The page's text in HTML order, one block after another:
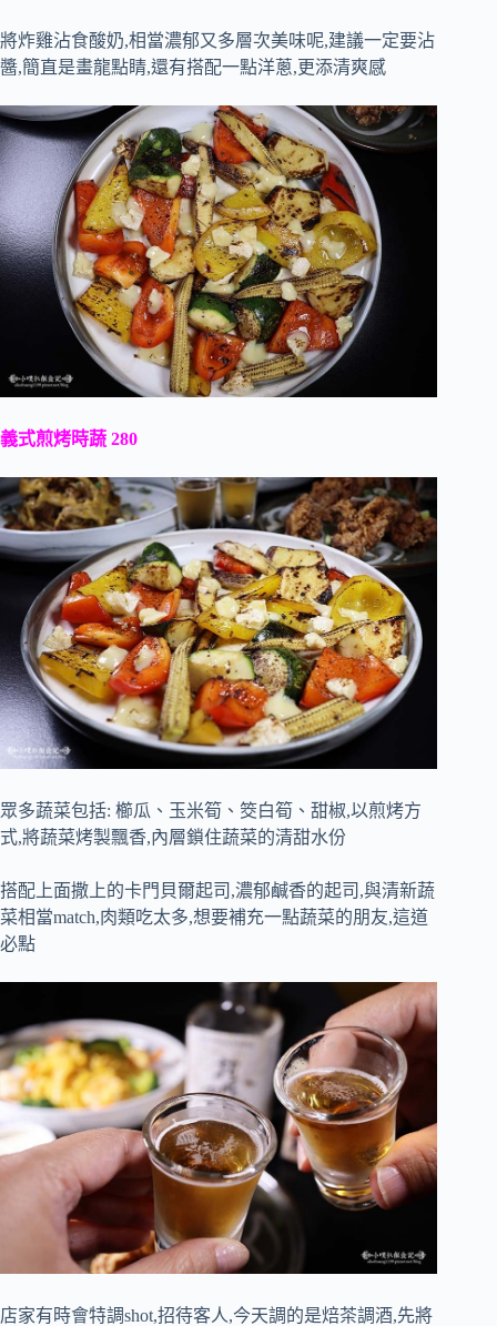
將炸雞沾食酸奶,相當濃郁又多層次美味呢,建議一定要沾
醬,簡直是畫龍點睛,還有搭配一點洋蔥,更添清爽感
義式煎烤時蔬 280
眾多蔬菜包括: 櫛瓜、玉米筍、筊白筍、甜椒,以煎烤方
式,將蔬菜烤製飄香,內層鎖住蔬菜的清甜水份
搭配上面撒上的卡門貝爾起司,濃郁鹹香的起司,與清新蔬
菜相當match,肉類吃太多,想要補充一點蔬菜的朋友,這道
必點
店家有時會特調shot,招待客人,今天調的是焙茶調酒,先將